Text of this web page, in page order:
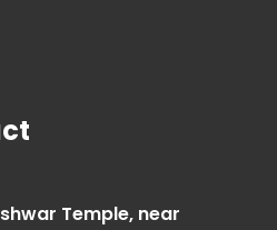
Temple, near